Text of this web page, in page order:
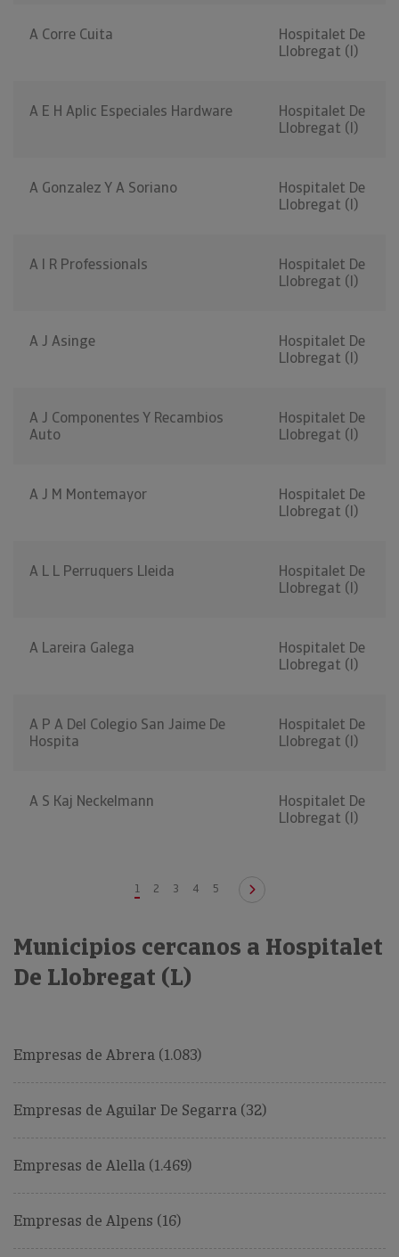
A Corre Cuita
Hospitalet De
Llobregat (l)
A E H Aplic Especiales Hardware
Hospitalet De
Llobregat (l)
A Gonzalez Y A Soriano
Hospitalet De
Llobregat (l)
A I R Professionals
Hospitalet De
Llobregat (l)
A J Asinge
Hospitalet De
Llobregat (l)
A J Componentes Y Recambios
Auto
Hospitalet De
Llobregat (l)
A J M Montemayor
Hospitalet De
Llobregat (l)
A L L Perruquers Lleida
Hospitalet De
Llobregat (l)
A Lareira Galega
Hospitalet De
Llobregat (l)
A P A Del Colegio San Jaime De
Hospita
Hospitalet De
Llobregat (l)
A S Kaj Neckelmann
Hospitalet De
Llobregat (l)
1 2 3 4 5
Municipios cercanos a Hospitalet
De Llobregat (L)
Empresas de Abrera (1.083)
Empresas de Aguilar De Segarra (32)
Empresas de Alella (1.469)
Empresas de Alpens (16)